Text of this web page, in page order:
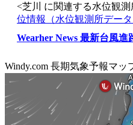
<芝川 に関連する水位観
位情報（水位観測所データ
Wearher News 最新台風進
Windy.com 長期気象予報マッ